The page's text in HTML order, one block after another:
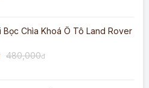
Bọc Chìa Khoá Ô Tô Land Rover
480,000đ